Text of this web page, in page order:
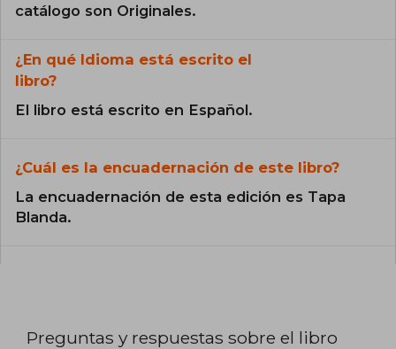
catálogo son Originales.
¿En qué Idioma está escrito el
libro?
El libro está escrito en Español.
¿Cuál es la encuadernación de este libro?
La encuadernación de esta edición es Tapa
Blanda.
Preguntas y respuestas sobre el libro